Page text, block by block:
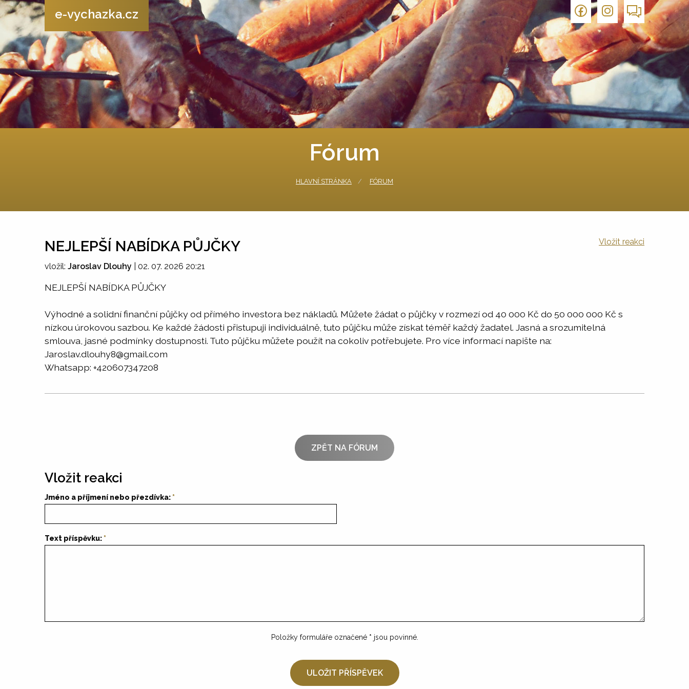
e-vychazka.cz
Fórum
HLAVNÍ STRÁNKA FÓRUM
NEJLEPŠÍ NABÍDKA PŮJČKY Vložit reakci
vložil: Jaroslav Dlouhy 02. 07. 2026 20:21
NEJLEPŠÍ NABÍDKA PŮJČKY
Výhodné a solidní finanční půjčky od přímého investora bez nákladů. Můžete žádat o půjčky v rozmezí od 40 000 Kč do 50 000 000 Kč s
nízkou úrokovou sazbou. Ke každé žádosti přistupuji individuálně, tuto půjčku může získat téměř každý žadatel. Jasná a srozumitelná
smlouva, jasné podmínky dostupnosti. Tuto půjčku můžete použít na cokoliv potřebujete. Pro více informací napište na:
Jaroslav.dlouhy8@gmail.com
Whatsapp: +420607347208
ZPĚT NA FÓRUM
Vložit reakci
Jméno a příjmení nebo přezdívka:
Text příspěvku:
Položky formuláře označené * jsou povinné.